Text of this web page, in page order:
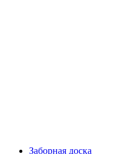
Заборная доска